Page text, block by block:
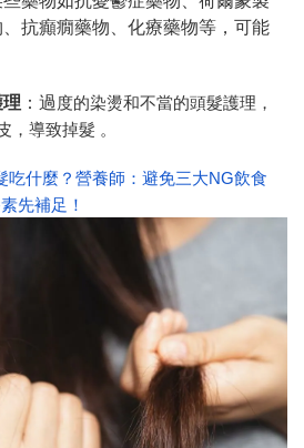
抗癲癇藥物、化療藥物等，可能
：過度的染燙和不當的頭髮護理，
，導致掉髮 。
吃什麼？營養師：避免三大NG飲食
先補足！